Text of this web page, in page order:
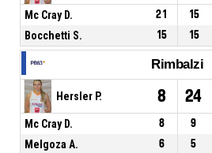
Mc Cray D. 21 15
Bocchetti S.
15 15
Rimbalzi
Hersler P. 8 24
Mc Cray D. 8 9
Melgoza A.
6 5